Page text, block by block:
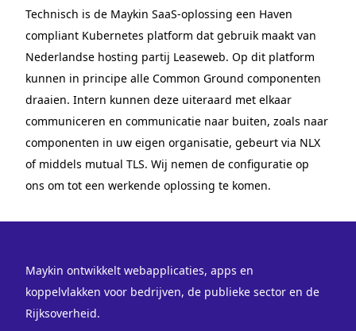
Technisch is de Maykin SaaS-oplossing een Haven
compliant Kubernetes platform dat gebruik maakt van
Nederlandse hosting partij Leaseweb. Op dit platform
kunnen in principe alle Common Ground componenten
draaien. Intern kunnen deze uiteraard met elkaar
communiceren en communicatie naar buiten, zoals naar
componenten in uw eigen organisatie, gebeurt via NLX
of middels mutual TLS. Wij nemen de configuratie op
ons om tot een werkende oplossing te komen.
Maykin ontwikkelt webapplicaties, apps en
koppelvlakken voor bedrijven, de publieke sector en de
Rijksoverheid.